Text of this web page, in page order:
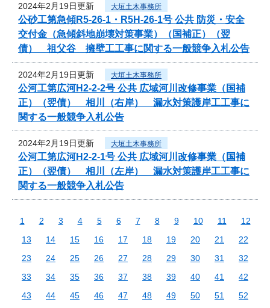
2024年2月19日更新 大垣土木事務所
公砂工第急傾R5-26-1・R5H-26-1号 公共 防災・安全
交付金（急傾斜地崩壊対策事業）（国補正）（翌
債） 祖父谷 擁壁工工事に関する一般競争入札公告
2024年2月19日更新 大垣土木事務所
公河工第広河H2-2-2号 公共 広域河川改修事業（国補
正）（翌債） 相川（右岸） 漏水対策護岸工工事に
関する一般競争入札公告
2024年2月19日更新 大垣土木事務所
公河工第広河H2-2-1号 公共 広域河川改修事業（国補
正）（翌債） 相川（左岸） 漏水対策護岸工工事に
関する一般競争入札公告
1 2 3 4 5 6 7 8 9 10 11
12
13
14 15 16 17 18 19 20 21
22
23
24 25 26 27 28 29 30 31
32
33
34 35 36 37 38 39 40 41
42
43
44 45 46 47 48 49 50 51
52